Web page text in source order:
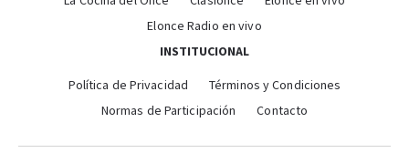
Elonce Radio en vivo
INSTITUCIONAL
Política de Privacidad
Términos y Condiciones
Normas de Participación
Contacto